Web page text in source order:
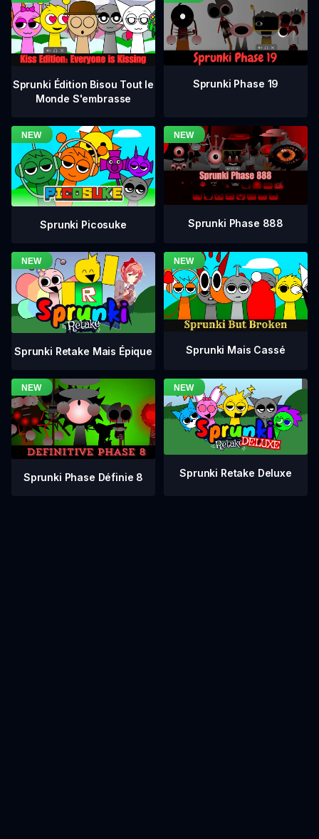
Sprunki Édition Bisou Tout le
Monde S'embrasse
Sprunki Phase 19
Sprunki Picosuke Sprunki Phase 888
Sprunki Retake Mais Épique Sprunki Mais Cassé
Sprunki Phase Définie 8 Sprunki Retake Deluxe